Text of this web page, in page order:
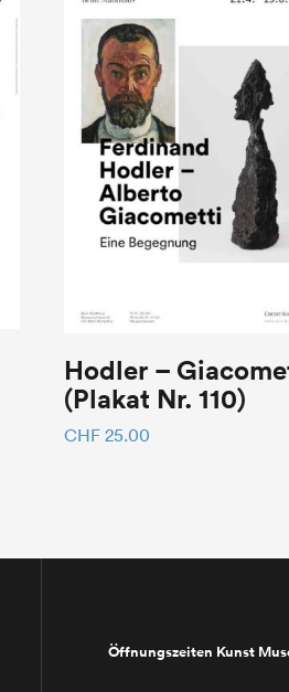
Hodler –
(Plakat Nr. 110)
CHF 25.00
Öffnungszeiten Kunst